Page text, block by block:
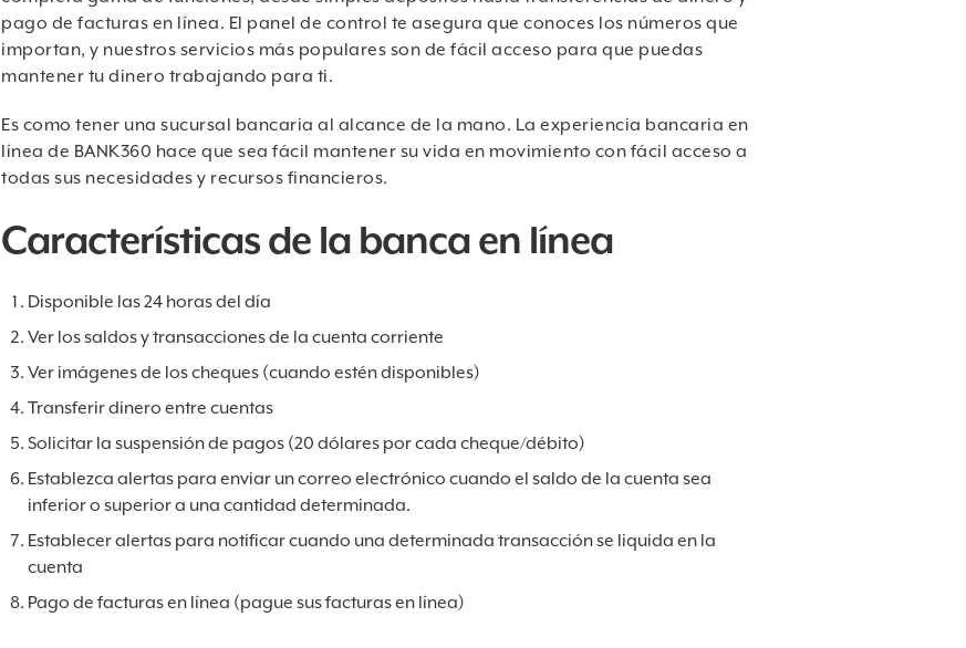
pago de facturas en línea. El panel de control te asegura que conoces los números que
importan, y nuestros servicios más populares son de fácil acceso para que puedas
mantener tu dinero trabajando para ti.
Es como tener una sucursal bancaria al alcance de la mano. La experiencia bancaria en
línea de BANK360 hace que sea fácil mantener su vida en movimiento con fácil acceso a
todas sus necesidades y recursos financieros.
Características de la banca en línea
Disponible las 24 horas del día
Ver los saldos y transacciones de la cuenta corriente
Ver imágenes de los cheques (cuando estén disponibles)
Transferir dinero entre cuentas
Solicitar la suspensión de pagos (20 dólares por cada cheque/débito)
Establezca alertas para enviar un correo electrónico cuando el saldo de la cuenta sea
inferior o superior a una cantidad determinada.
Establecer alertas para notificar cuando una determinada transacción se liquida en la
cuenta
Pago de facturas en línea (pague sus facturas en línea)